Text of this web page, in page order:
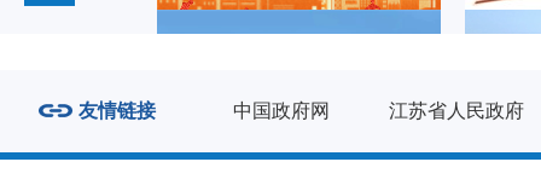
友情链接 中国政府网 江苏省人民政府